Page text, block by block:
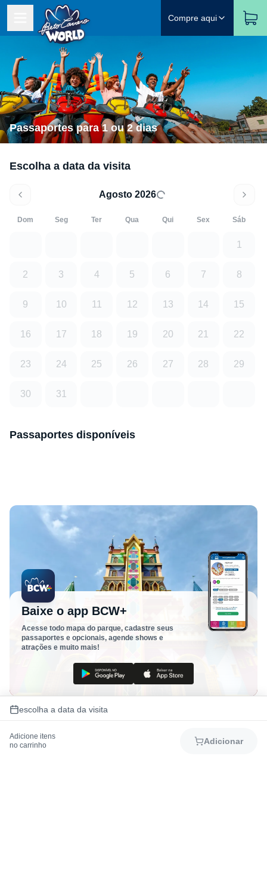
Compre aqui
Passaportes para 1 ou 2 dias
Escolha a data da visita
Agosto 2026
Dom Seg Ter Qua Qui Sex Sáb
1
2 3 4 5 6 7 8
9 10 11 12 13 14 15
16 17 18 19 20 21 22
23 24 25 26 27 28 29
30 31
Passaportes disponíveis
Baixe o app BCW+
Acesse todo mapa do parque, cadastre seus
passaportes e opcionais, agende shows e
atrações e muito mais!
escolha a data da visita
Adicione itens
no carrinho
Adicionar